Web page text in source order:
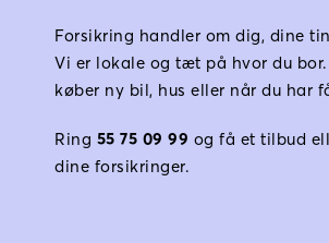
Forsikring handler om dig, dine
Vi er lokale og tæt på hvor du
køber ny bil, hus eller når du har
Ring 55 75 09 99 og få et tilbud
dine forsikringer.